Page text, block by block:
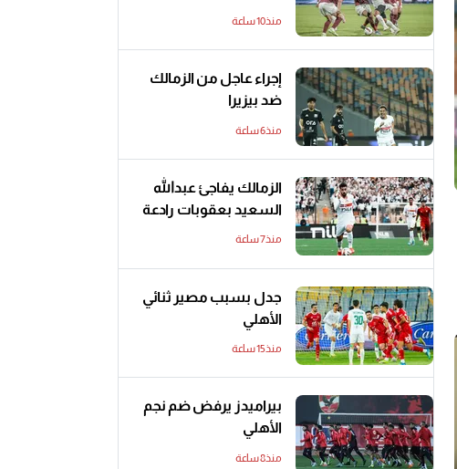
منذ10 ساعة
إجراء عاجل من الزمالك
ضد بيزيرا
منذ6 ساعة
الزمالك يفاجئ عبدالله
السعيد بعقوبات رادعة
منذ7 ساعة
جدل بسبب مصير ثنائي
الأهلي
منذ15 ساعة
بيراميدز يرفض ضم نجم
الأهلي
منذ8 ساعة